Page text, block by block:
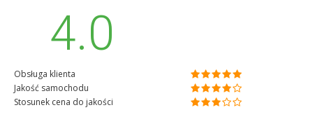
4.0
Obsługa klienta
Jakość samochodu
Stosunek cena do jakości